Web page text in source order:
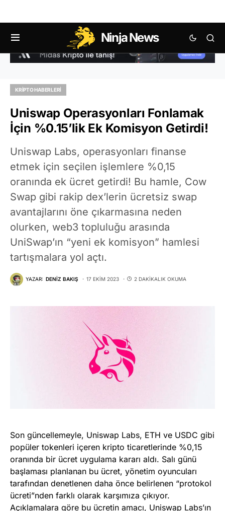
Ninja News
KRIPTO HABERLERI
Uniswap Operasyonları Fonlamak
İçin %0.15’lik Ek Komisyon Getirdi!
Uniswap Labs, operasyonları finanse
etmek için seçilen işlemlere %0,15
oranında ek ücret getirdi! Bu hamle, Cow
Swap gibi rakip dex’lerin ücretsiz swap
avantajlarını öne çıkarmasına neden
olurken, web3 topluluğu arasında
UniSwap’ın “yeni ek komisyon” hamlesi
tartışmalara yol açtı.
YAZAR: DENIZ BAKIŞ 17 EKIM 2023 2 DAKIKALIK OKUMA
Son güncellemeyle, Uniswap Labs, ETH ve USDC gibi
popüler tokenleri içeren kripto ticaretlerinde %0,15
oranında bir ücret uygulama kararı aldı. Salı günü
başlaması planlanan bu ücret, yönetim oyuncuları
tarafından denetlenen daha önce belirlenen “protokol
ücreti”nden farklı olarak karşımıza çıkıyor.
Açıklamalara göre bu ücretin amacı, Uniswap Labs’ın